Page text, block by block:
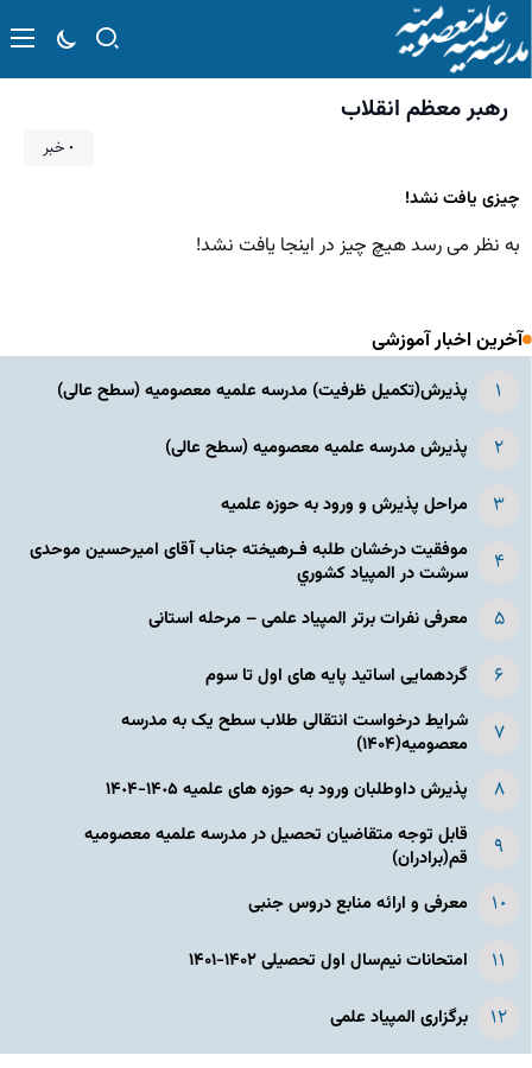
رهبر معظم انقلاب
۰ خبر
چیزی یافت نشد!
به نظر می رسد هیچ چیز در اینجا یافت نشد!
آخرین اخبار آموزشی
پذیرش(تکمیل ظرفیت) مدرسه علمیه معصومیه‌ (سطح عالی)
پذیرش مدرسه علمیه معصومیه‌ (سطح عالی)
مراحل پذیرش و ورود به حوزه علمیه
موفقیت درخشان طلبه فـرهیخته جناب آقای امیرحسین موحدی
سرشت در المپياد كشوري
معرفی نفرات برتر المپیاد علمی – مرحله استانی
گردهمایی اساتید پایه های اول تا سوم
شرایط درخواست انتقالی طلاب سطح یک به مدرسه
معصومیه(۱۴۰۴)
پذیرش داوطلبان ورود به حوزه های علمیه ١۴٠۵-١۴٠۴
قابل توجه متقاضیان تحصیل در مدرسه علمیه معصومیه
قم(برادران)
معرفی و ارائه منابع دروس جنبی
امتحانات نیم‌سال اول تحصیلی ۱۴۰۲-۱۴۰۱
برگزاری المپیاد علمی